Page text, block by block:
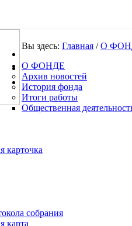
.
Вы здесь: Главная /О
О ФОНДЕ
Архив новостей
История фонда
Итоги работы
Общественная
карточка
собрания
карта